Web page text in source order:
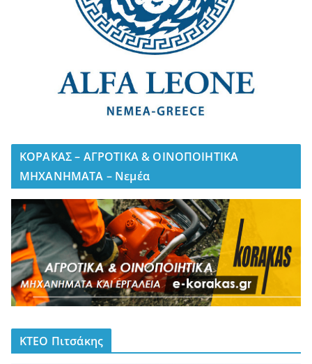
ΚΟΡΑΚΑΣ – ΑΓΡΟΤΙΚΑ & ΟΙΝΟΠΟΙΗΤΙΚΑ
ΜΗΧΑΝΗΜΑΤΑ – Νεμέα
ΚΤΕΟ Πιτσάκης